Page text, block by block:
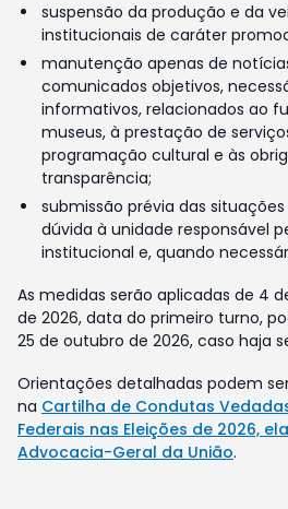
suspensão da produção e da
institucionais de caráter
manutenção apenas de
comunicados objetivos,
informativos, relacionados ao
museus, à prestação de
programação cultural e às
transparência;
submissão prévia das
dúvida à unidade responsável
institucional e, quando
As medidas serão aplicadas de 4
de 2026, data do primeiro turno,
25 de outubro de 2026, caso haja
Orientações detalhadas podem
na Cartilha de Condutas
Federais nas Eleições de 2026,
Advocacia-Geral da União.